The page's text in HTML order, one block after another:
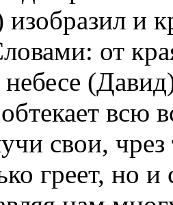
и
от
небесе
всю
свои,
греет, но